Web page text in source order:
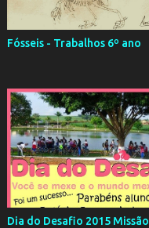
março
2016
novembro
outubro
setembro
agosto
Fósseis - Trabalhos 6º ano
Dia do Desafio 2015 Missão